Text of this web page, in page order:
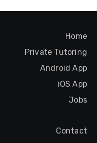
Home
Private Tutoring
Android App
iOS App
Jobs
Contact